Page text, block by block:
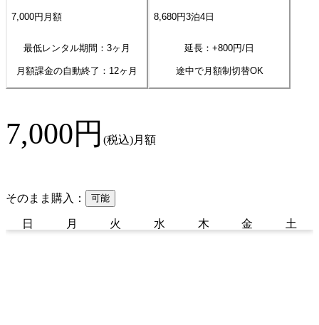
7,000円 月額
最低レンタル期間：3ヶ月
月額課金の自動終了： 12ヶ月
8,680円3泊4日
延長：+800円/日
途中で月額制切替OK
7,000円 (税込)月額
そのまま購入： 可能
日 月 火 水 木 金 土